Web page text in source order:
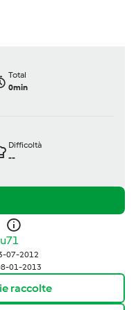
Total
0min
Difficoltà
--
07-2012
01-2013
raccolte